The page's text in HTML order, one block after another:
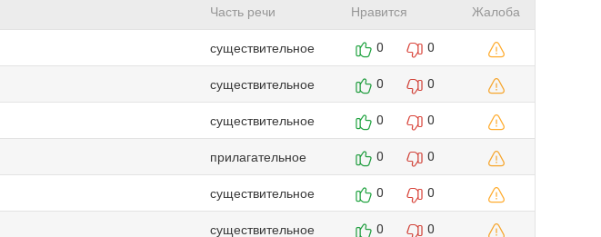
Часть речи Нравится Жалоба
существительное 0 0
существительное 0 0
существительное 0 0
прилагательное 0 0
существительное 0 0
существительное 0 0